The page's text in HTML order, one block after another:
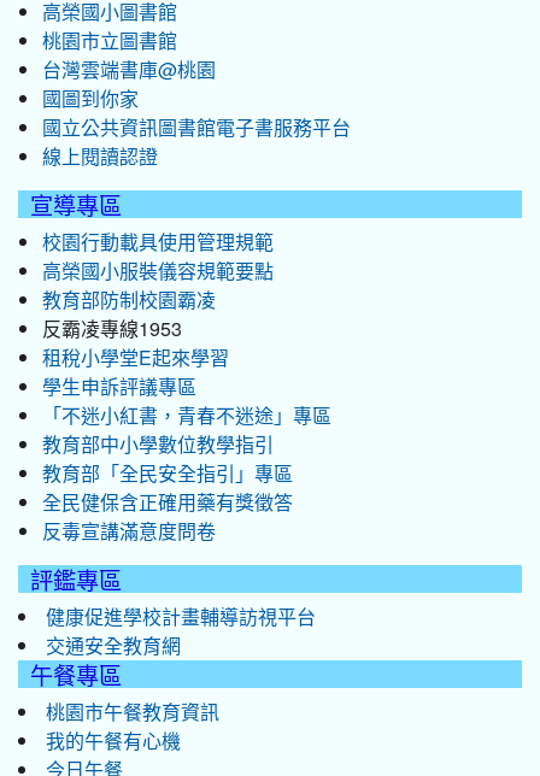
高榮國小圖書館
桃園市立圖書館
台灣雲端書庫@桃園
國圖到你家
國立公共資訊圖書館電子書服務平台
線上閱讀認證
宣導專區
校園行動載具使用管理規範
高榮國小服裝儀容規範要點
教育部防制校園霸凌
反霸凌專線1953
租稅小學堂E起來學習
學生申訴評議專區
「不迷小紅書，青春不迷途」專區
教育部中小學數位教學指引
教育部「全民安全指引」專區
全民健保含正確用藥有獎徵答
反毒宣講滿意度問卷
評鑑專區
健康促進學校計畫輔導訪視平台
交通安全教育網
午餐專區
桃園市午餐教育資訊
我的午餐有心機
今日午餐